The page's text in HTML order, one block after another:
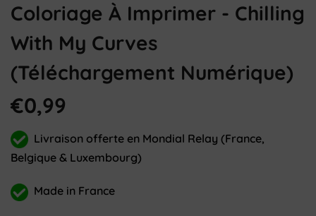
Coloriage À Imprimer - Chilling
With My Curves
(téléchargement Numérique)
€0,99
Livraison offerte en Mondial Relay (France,
Belgique & Luxembourg)
Made in France